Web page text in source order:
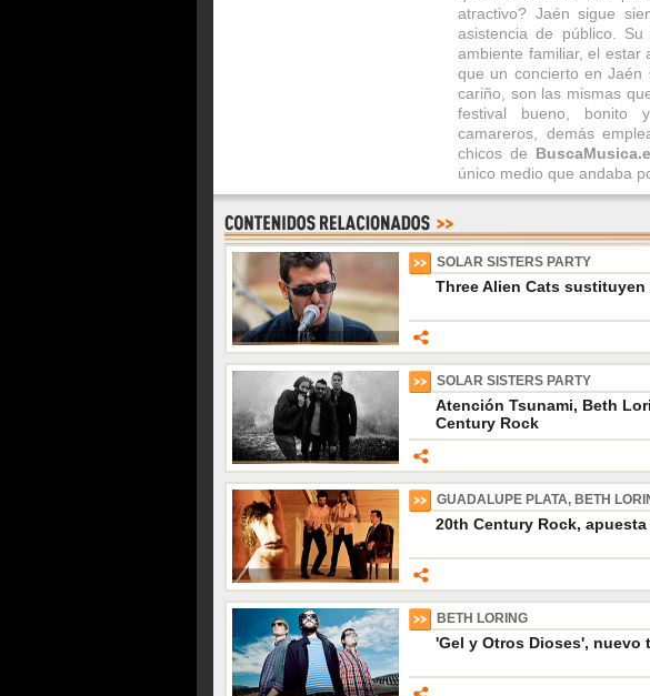
atractivo? Jaén sigue
asistencia de público.
ambiente familiar, el estar
que un concierto en
cariño, son las mismas
festival bueno, bonito
camareros, demás
chicos de
único medio que andaba
SOLAR SISTERS PARTY
Three Alien Cats sustituyen
SOLAR SISTERS PARTY
Atención Tsunami, Beth
Century Rock
GUADALUPE PLATA, BETH
20th Century Rock,
BETH LORING
'Gel y Otros Dioses',